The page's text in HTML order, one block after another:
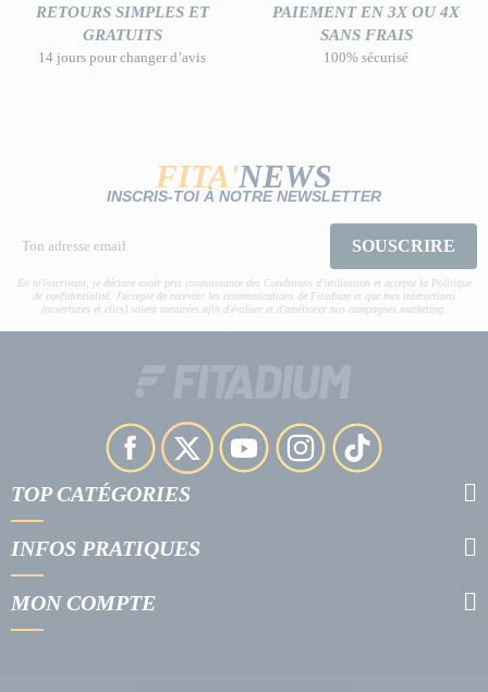
RETOURS SIMPLES ET
GRATUITS
14 jours pour changer d’avis
PAIEMENT EN 3X OU 4X
SANS FRAIS
100% sécurisé
FITA'NEWS
INSCRIS-TOI À NOTRE NEWSLETTER
SOUSCRIRE
En m'inscrivant, je déclare avoir pris connaissance des Conditions d’utilisation et accepte la Politique
de confidentialité. J'accepte de recevoir les communications de Fitadium et que mes interactions
(ouvertures et clics) soient mesurées afin d'évaluer et d'améliorer nos campagnes marketing.
TOP CATÉGORIES
INFOS PRATIQUES
MON COMPTE